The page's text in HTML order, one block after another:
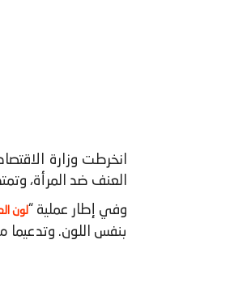
العنف ضد المرأة،
وفي إطار عملية “لون
بنفس اللون. وتدعيما